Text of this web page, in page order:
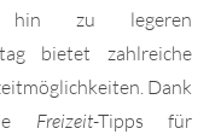
hin zu legeren
bietet zahlreiche
Dank
Freizeit-Tipps für